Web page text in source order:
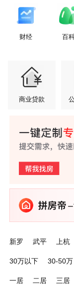
财经 百
商业贷款
新罗 武平 上杭
30万以下 30-50万
一居
二居 三居